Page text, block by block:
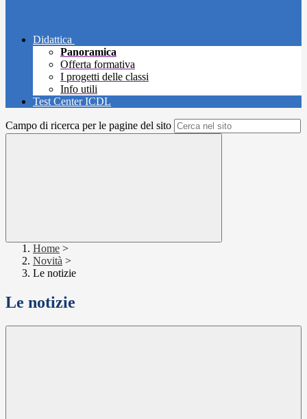
Didattica
Panoramica
Offerta formativa
I progetti delle classi
Info utili
Test Center ICDL
Campo di ricerca per le pagine del sito
Home >
Novità >
Le notizie
Le notizie